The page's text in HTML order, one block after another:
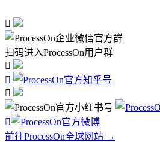

扫码进入ProcessOn用户群




前往ProcessOn全球网站 →